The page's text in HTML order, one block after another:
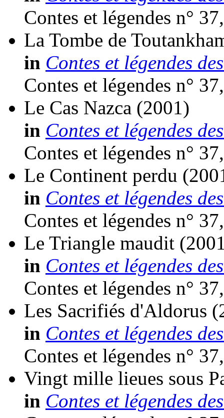
Contes et légendes n°
La Tombe de
in Contes et légendes
Contes et légendes n°
Le Cas Nazca (2001)
in Contes et légendes
Contes et légendes n°
Le Continent perdu
in Contes et légendes
Contes et légendes n°
Le Triangle maudit
in Contes et légendes
Contes et légendes n°
Les Sacrifiés d'Aldorus
in Contes et légendes
Contes et légendes n°
Vingt mille lieues sous
in Contes et légendes